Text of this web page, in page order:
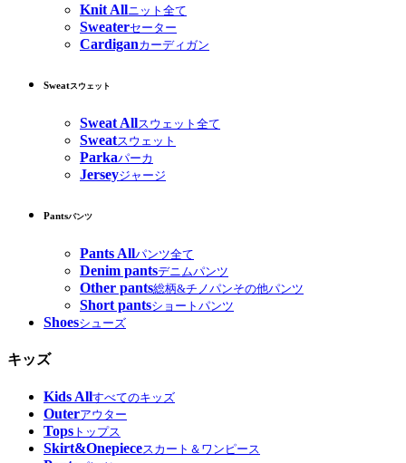
Knit Allニット全て
Sweaterセーター
Cardiganカーディガン
Sweatスウェット
Sweat Allスウェット全て
Sweatスウェット
Parkaパーカ
Jerseyジャージ
Pantsパンツ
Pants Allパンツ全て
Denim pantsデニムパンツ
Other pants総柄&チノパンその他パンツ
Short pantsショートパンツ
Shoesシューズ
キッズ
Kids Allすべてのキッズ
Outerアウター
Tops トップス
Skirt&Onepieceスカート＆ワンピース